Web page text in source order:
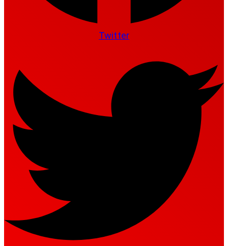
Twitter